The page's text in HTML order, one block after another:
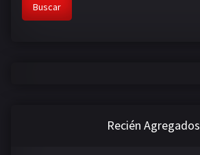
Buscar
Recién Agregados